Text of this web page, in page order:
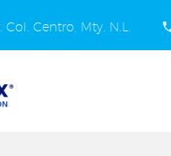
Centro, Mty. N.L.